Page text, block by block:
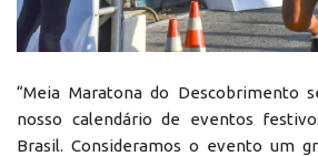
“Meia Maratona do Descobrimento
nosso calendário de eventos
Brasil. Consideramos o evento um